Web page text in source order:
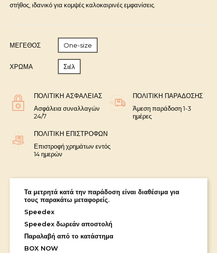
στήθος, ιδανικό για κομψές καλοκαιρινές εμφανίσεις.
ΜΈΓΕΘΟΣ One-size
ΧΡΩΜΑ Σιέλ
ΠΟΛΙΤΙΚΉ ΑΣΦΑΛΕΊΑΣ
Ασφάλεια συναλλαγών
24/7
ΠΟΛΙΤΙΚΉ ΠΑΡΆΔΟΣΗΣ
Άμεση παράδοση 1-3
ημέρες
ΠΟΛΙΤΙΚΉ ΕΠΙΣΤΡΟΦΏΝ
Επιστροφή χρημάτων εντός
14 ημερών
Τα μετρητά κατά την παράδοση είναι διαθέσιμα για
τους παρακάτω μεταφορείς.
Speedex
Speedex δωρεάν αποστολή
Παραλαβή από το κατάστημα
BOX NOW